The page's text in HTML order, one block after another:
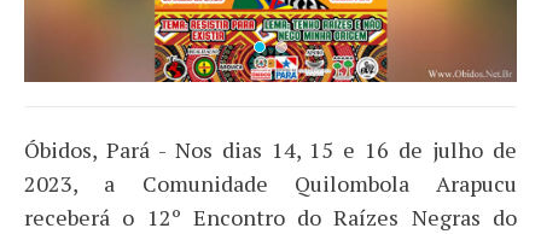
Óbidos, Pará - Nos dias 14, 15 e 16 de julho de
2023, a Comunidade Quilombola Arapucu
receberá o 12º Encontro do Raízes Negras do